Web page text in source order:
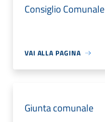
Consiglio Comunale
VAI ALLA PAGINA
Giunta comunale